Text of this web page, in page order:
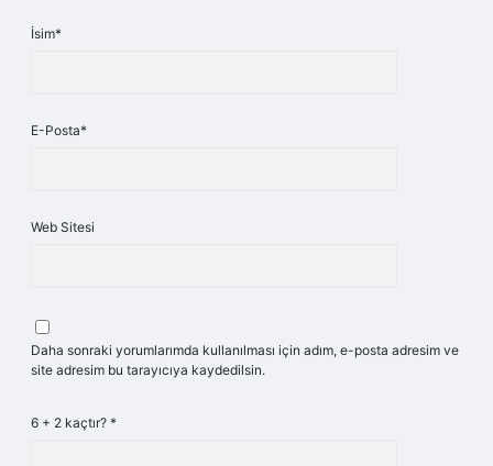
İsim*
E-Posta*
Web Sitesi
Daha sonraki yorumlarımda kullanılması için adım, e-posta adresim ve
site adresim bu tarayıcıya kaydedilsin.
6 + 2 kaçtır? *